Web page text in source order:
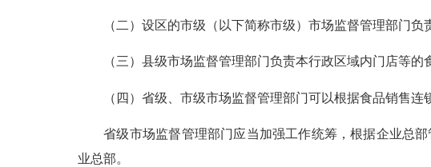
（二）设区的市级（以下简称市级）市场监督管理部门负
（三）县级市场监督管理部门负责本行政区域内门店等的
（四）省级、市级市场监督管理部门可以根据食品销售连
省级市场监督管理部门应当加强工作统筹，根据企业总部
业总部。